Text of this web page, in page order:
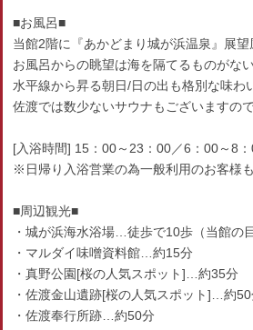
■お風呂■
当館2階に『あかどまり城が浜温泉』展
お風呂からの眺望は海を隔てるものがな
水平線から昇る朝日/日の出も格別な味わ
佐渡では数少ないサウナもございますの
[入浴時間] 15：00～23：00／6：00～8
※日帰り入浴営業の為一般利用のお客様
■周辺観光■
・城が浜海水浴場…徒歩で10歩（当館の
・マルダイ味噌資料館…約15分
・真野公園[桜の人気スポット]…約35分
・佐渡金山遺跡[桜の人気スポット]…約
・佐渡奉行所跡…約50分